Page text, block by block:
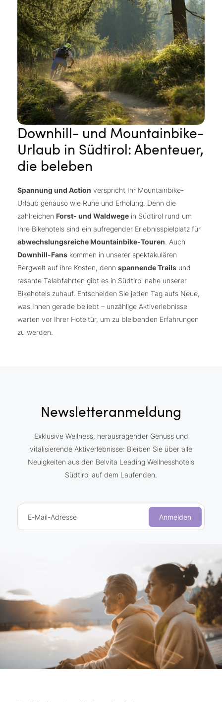
Downhill- und Mountainbike-
Urlaub in Südtirol: Abenteuer,
die beleben
Spannung und Action verspricht Ihr Mountainbike-
Urlaub genauso wie Ruhe und Erholung. Denn die
zahlreichen Forst- und Waldwege in Südtirol rund um
Ihre Bikehotels sind ein aufregender Erlebnisspielplatz für
abwechslungsreiche Mountainbike-Touren. Auch
Downhill-Fans kommen in unserer spektakulären
Bergwelt auf ihre Kosten, denn spannende Trails und
rasante Talabfahrten gibt es in Südtirol nahe unserer
Bikehotels zuhauf. Entscheiden Sie jeden Tag aufs Neue,
was Ihnen gerade beliebt – unzählige Aktiverlebnisse
warten vor Ihrer Hoteltür, um zu bleibenden Erfahrungen
zu werden.
Newsletteranmeldung
Exklusive Wellness, herausragender Genuss und
vitalisierende Aktiverlebnisse: Bleiben Sie über alle
Neuigkeiten aus den Belvita Leading Wellnesshotels
Südtirol auf dem Laufenden.
E-Mail-Adresse Anmelden